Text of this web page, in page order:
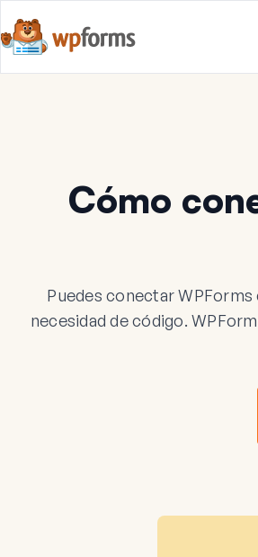
Cómo
Puedes conectar
necesidad de código.